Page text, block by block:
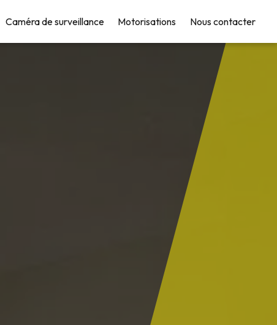
Caméra de surveillance Motorisations Nous contacter